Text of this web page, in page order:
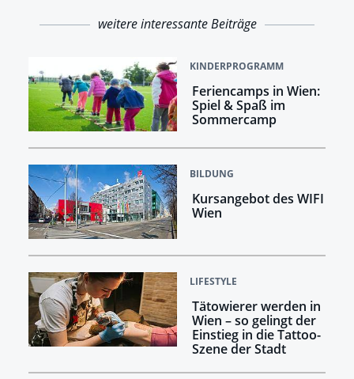
weitere interessante Beiträge
KINDERPROGRAMM
Feriencamps in Wien:
Spiel & Spaß im
Sommercamp
BILDUNG
Kursangebot des WIFI
Wien
LIFESTYLE
Tätowierer werden in
Wien – so gelingt der
Einstieg in die Tattoo-
Szene der Stadt